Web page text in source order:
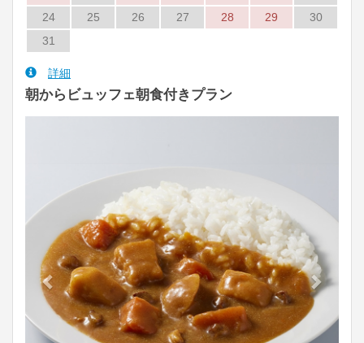
24
25 26 27 28 29
30
31
詳細
朝からビュッフェ朝食付きプラン